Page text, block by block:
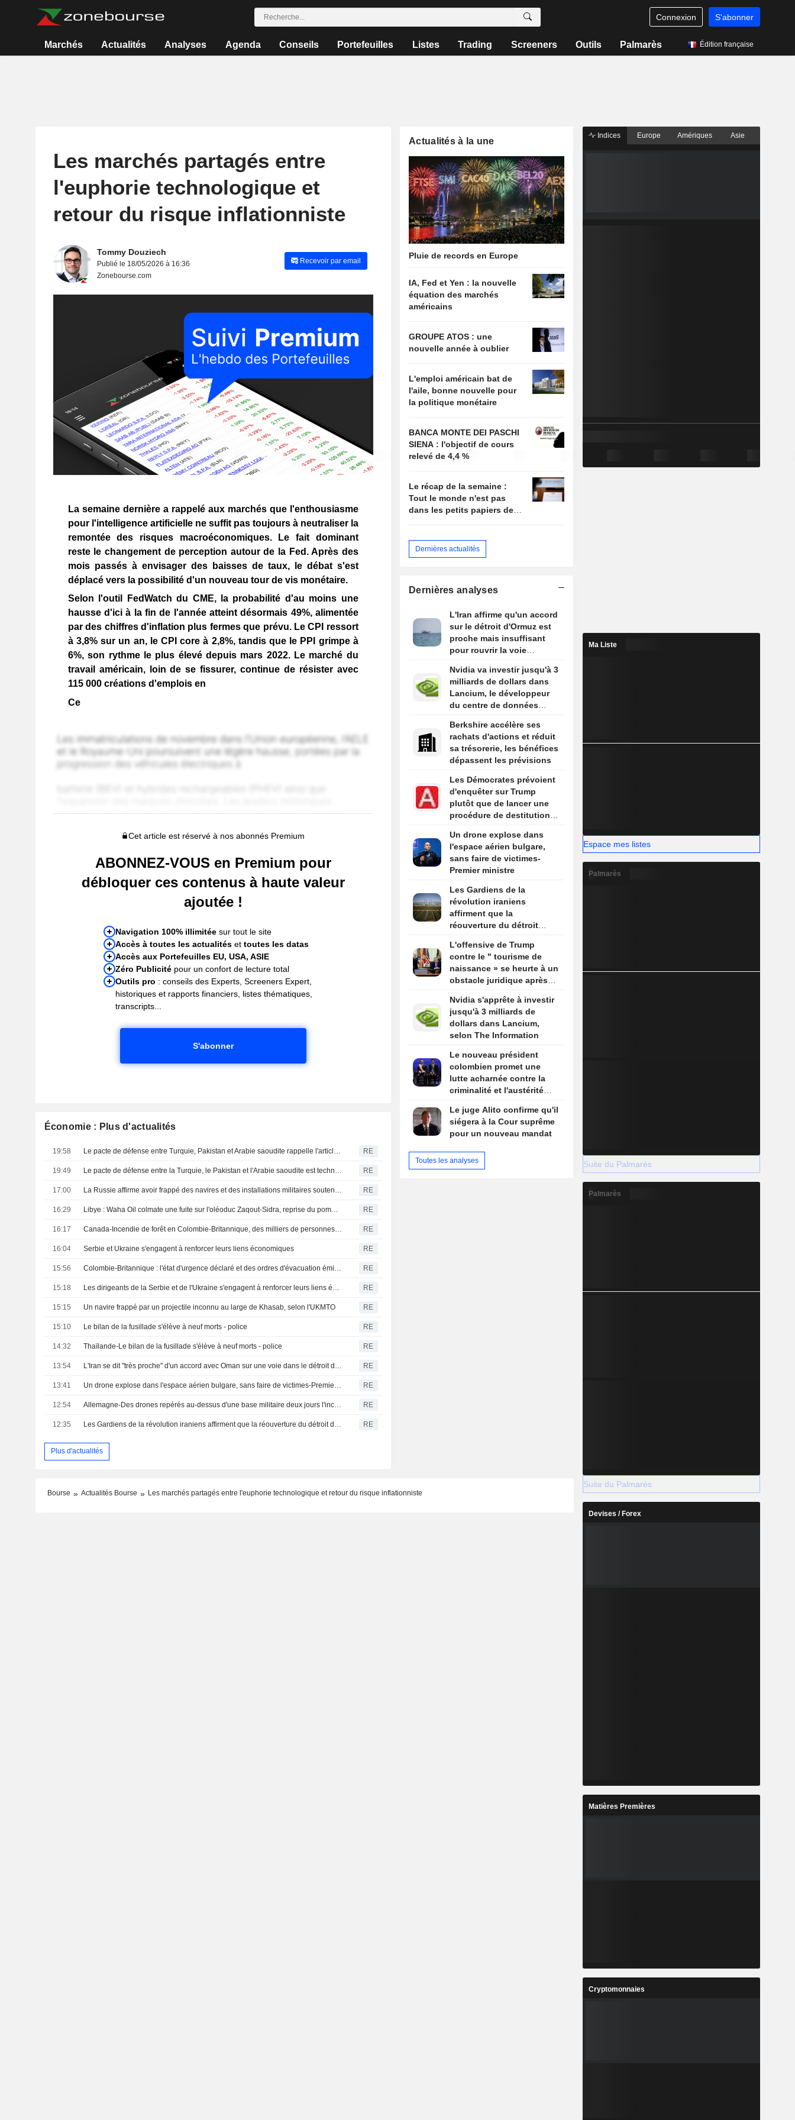
Connexion S'abonner
Marchés Actualités Analyses Agenda Conseils Portefeuilles Listes Trading Screeners Outils Palmarès Édition française
Les marchés partagés entre
l'euphorie technologique et
retour du risque inflationniste
Tommy Douziech
Publié le 18/05/2026 à 16:36
Zonebourse.com
Recevoir par email
La semaine dernière a rappelé aux marchés que l'enthousiasme
pour l'intelligence artificielle ne suffit pas toujours à neutraliser la
remontée des risques macroéconomiques. Le fait dominant
reste le changement de perception autour de la Fed. Après des
mois passés à envisager des baisses de taux, le débat s'est
déplacé vers la possibilité d'un nouveau tour de vis monétaire.
Selon l'outil FedWatch du CME, la probabilité d'au moins une
hausse d'ici à la fin de l'année atteint désormais 49%, alimentée
par des chiffres d'inflation plus fermes que prévu. Le CPI ressort
à 3,8% sur un an, le CPI core à 2,8%, tandis que le PPI grimpe à
6%, son rythme le plus élevé depuis mars 2022. Le marché du
travail américain, loin de se fissurer, continue de résister avec
115 000 créations d'emplois en
Ce
Cet article est réservé à nos abonnés Premium
ABONNEZ-VOUS en Premium pour
débloquer ces contenus à haute valeur
ajoutée !
Navigation 100% illimitée sur tout le site
Accès à toutes les actualités ettoutes les datas
Accès aux Portefeuilles EU, USA, ASIE
Zéro Publicité pour un confort de lecture total
Outils pro : conseils des Experts, Screeners Expert,
historiques et rapports financiers, listes thématiques,
transcripts...
S'abonner
Économie : Plus d'actualités
19:58 RE
19:49 RE
17:00 RE
16:29 RE
16:17 RE
16:04 Serbie et Ukraine s'engagent à renforcer leurs liens économiques RE
15:56 RE
15:18 RE
15:15 Un navire frappé par un projectile inconnu au large de Khasab, selon l'UKMTO RE
15:10 Le bilan de la fusillade s'élève à neuf morts - police RE
14:32 Thaïlande-Le bilan de la fusillade s'élève à neuf morts - police RE
13:54 RE
13:41 RE
12:54 RE
12:35 RE
Plus d'actualités
Actualités à la une
Pluie de records en Europe
IA, Fed et Yen : la nouvelle
équation des marchés
américains
GROUPE ATOS : une
nouvelle année à oublier
L'emploi américain bat de
l'aile, bonne nouvelle pour
la politique monétaire
BANCA MONTE DEI PASCHI
SIENA : l'objectif de cours
relevé de 4,4 %
Le récap de la semaine :
Tout le monde n'est pas
dans les petits papiers de
Dernières actualités
Dernières analyses
L'Iran affirme qu'un accord
sur le détroit d'Ormuz est
proche mais insuffisant
pour rouvrir la voie
Nvidia va investir jusqu'à 3
milliards de dollars dans
Lancium, le développeur
du centre de données
Information
Berkshire accélère ses
rachats d'actions et réduit
sa trésorerie, les bénéfices
dépassent les prévisions
Les Démocrates prévoient
d'enquêter sur Trump
plutôt que de lancer une
procédure de destitution
Chambre, selon des
sources
Un drone explose dans
l'espace aérien bulgare,
sans faire de victimes-
Premier ministre
Les Gardiens de la
révolution iraniens
affirment que la
réouverture du détroit
des discussions avec
Oman
L'offensive de Trump
contre le " tourisme de
naissance » se heurte à un
obstacle juridique après
suprême
Nvidia s'apprête à investir
jusqu'à 3 milliards de
dollars dans Lancium,
selon The Information
Le nouveau président
colombien promet une
lutte acharnée contre la
criminalité et l'austérité
discours d'investiture
Le juge Alito confirme qu'il
siégera à la Cour suprême
pour un nouveau mandat
Toutes les analyses
Bourse Actualités Bourse Les marchés partagés entre l'euphorie technologique et retour du risque inflationniste
Indices Europe Amériques Asie
Ma Liste
Espace mes listes
Palmarès
Suite du Palmarès
Palmarès
Suite du Palmarès
Devises / Forex
Matières Premières
Cryptomonnaies